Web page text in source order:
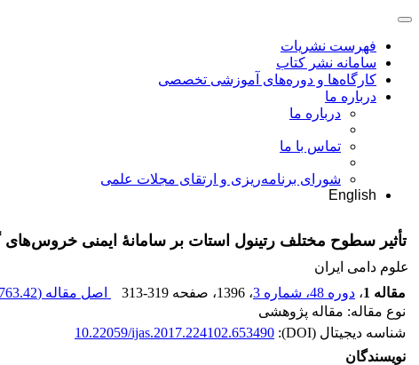
فهرست نشریات
سامانه نشر کتاب
کارگاه‌ها و دوره‌های آموزشی تخصصی
درباره ما
درباره ما
تماس با ما
شورای برنامه‌ریزی و ارتقای مجلات علمی
English
تأثیر سطوح مختلف رتینول استات بر سامانۀ ایمنی خروس‌های
علوم دامی ایران
مقاله 1
، دوره 48، شماره 3 ، 1396 ، صفحه 313-319 اصل مقاله (763.42 K
نوع مقاله: مقاله پژوهشی
شناسه دیجیتال (DOI):
10.22059/ijas.2017.224102.653490
نویسندگان